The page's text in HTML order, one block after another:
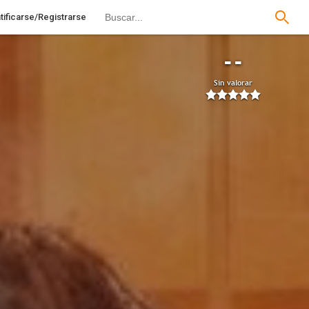
Registrarse
--
Sin valorar